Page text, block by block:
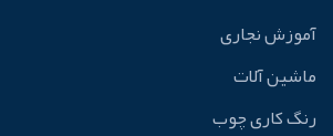
آموزش نجاری
ماشین آلات
رنگ کاری چوب